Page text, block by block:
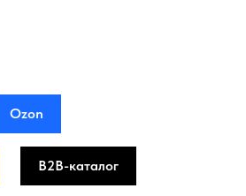
Ozon
B2B-каталог